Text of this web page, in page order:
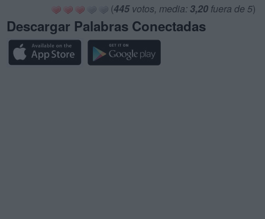
(445votos, media: 3,20 fuera de 5)
Descargar Palabras Conectadas